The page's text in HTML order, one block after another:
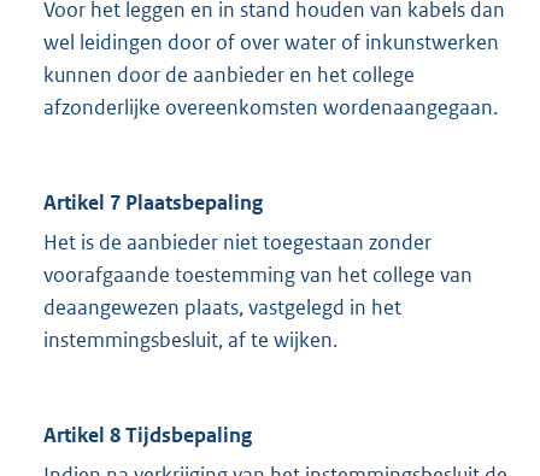
Voor het leggen en in stand houden van kabels dan
wel leidingen door of over water of inkunstwerken
kunnen door de aanbieder en het college
afzonderlijke overeenkomsten wordenaangegaan.
Artikel 7 Plaatsbepaling
Het is de aanbieder niet toegestaan zonder
voorafgaande toestemming van het college van
deaangewezen plaats, vastgelegd in het
instemmingsbesluit, af te wijken.
Artikel 8 Tijdsbepaling